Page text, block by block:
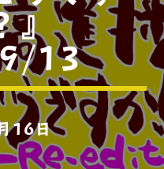
』
13
16日